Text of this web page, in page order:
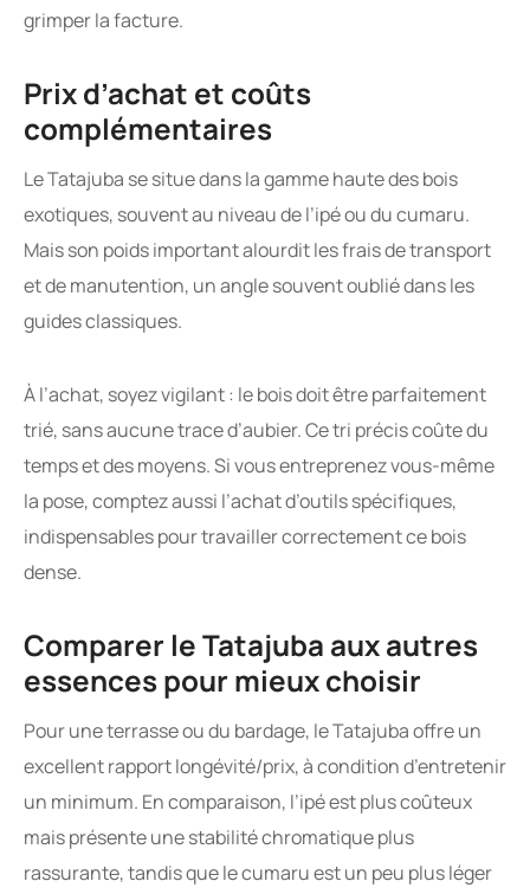
grimper la facture.
Prix d’achat et coûts
complémentaires
Le Tatajuba se situe dans la gamme haute des bois
exotiques, souvent au niveau de l’ipé ou du cumaru.
Mais son poids important alourdit les frais de transport
et de manutention, un angle souvent oublié dans les
guides classiques.
À l’achat, soyez vigilant : le bois doit être parfaitement
trié, sans aucune trace d’aubier. Ce tri précis coûte du
temps et des moyens. Si vous entreprenez vous-même
la pose, comptez aussi l’achat d’outils spécifiques,
indispensables pour travailler correctement ce bois
dense.
Comparer le Tatajuba aux autres
essences pour mieux choisir
Pour une terrasse ou du bardage, le Tatajuba offre un
excellent rapport longévité/prix, à condition d’entretenir
un minimum. En comparaison, l’ipé est plus coûteux
mais présente une stabilité chromatique plus
rassurante, tandis que le cumaru est un peu plus léger